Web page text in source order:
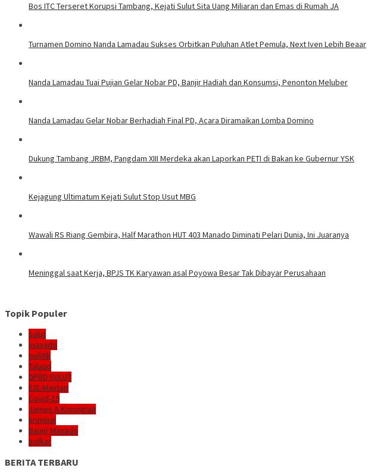
Bos ITC Terseret Korupsi Tambang, Kejati Sulut Sita Uang Miliaran dan Emas di Rumah JA
Turnamen Domino Nanda Lamadau Sukses Orbitkan Puluhan Atlet Pemula, Next Iven Lebih Beaar
Nanda Lamadau Tuai Pujian Gelar Nobar PD, Banjir Hadiah dan Konsumsi, Penonton Meluber
Nanda Lamadau Gelar Nobar Berhadiah Final PD, Acara Diramaikan Lomba Domino
Dukung Tambang JRBM, Pangdam XIII Merdeka akan Laporkan PETI di Bakan ke Gubernur YSK
Kejagung Ultimatum Kejati Sulut Stop Usut MBG
Wawali RS Riang Gembira, Half Marathon HUT 403 Manado Diminati Pelari Dunia, Ini Juaranya
Meninggal saat Kerja, BPJS TK Karyawan asal Poyowa Besar Tak Dibayar Perusahaan
Topik Populer
sulut
manado
politik
Talaud
DPRD SULUT
E2L-Mantap
Covid-19
James A Kojongian
kriminal
Banjir Manado
golkar
BERITA TERBARU